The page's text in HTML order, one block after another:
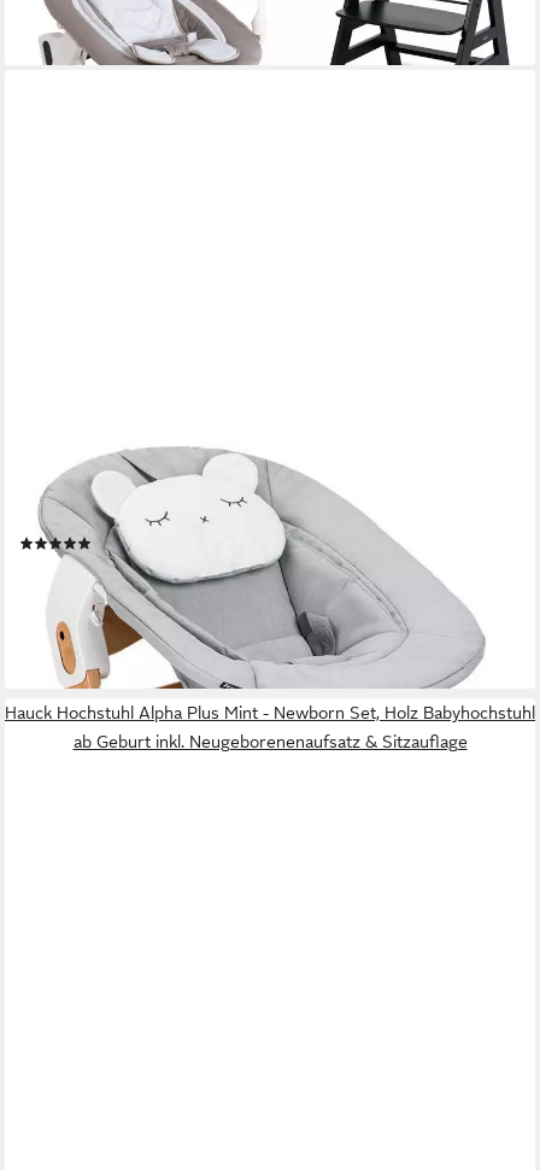
-14%
lieferbar - in 2-3 Werktagen bei dir
HAUCK
Hochstuhl Alpha Newborn Pre, Nature Grey, mit Newborn
Aufsatz
(16)
ab 131,74 € UVP149,90 €
-12%
lieferbar - in 2-3 Werktagen bei dir
Hauck Hochstuhl Alpha Plus Mint - Newborn Set, Holz Babyhochstuhl
ab Geburt inkl. Neugeborenenaufsatz & Sitzauflage